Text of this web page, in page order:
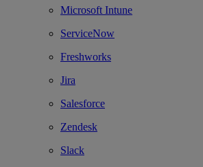
Microsoft Intune
ServiceNow
Freshworks
Jira
Salesforce
Zendesk
Slack